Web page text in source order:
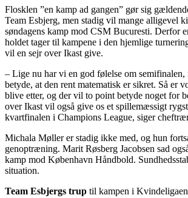
Flosklen ”en kamp ad gangen” gør sig
Team Esbjerg, men stadig vil mange alligevel
søndagens kamp mod CSM Bucuresti. Derfor
holdet tager til kampene i den hjemlige
vil en sejr over Ikast give.
– Lige nu har vi en god følelse om semifinalen,
betyde, at den rent matematisk er sikret. Så er
blive etter, og der vil to point betyde noget for
over Ikast vil også give os et spillemæssigt
kvartfinalen i Champions League, siger
Michala Møller er stadig ikke med, og hun
genoptræning. Marit Røsberg Jacobsen sad
kamp mod København Håndbold.
situation.
Team Esbjergs trup til kampen i